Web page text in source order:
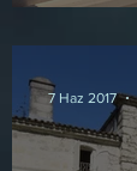
7 Haz 2017